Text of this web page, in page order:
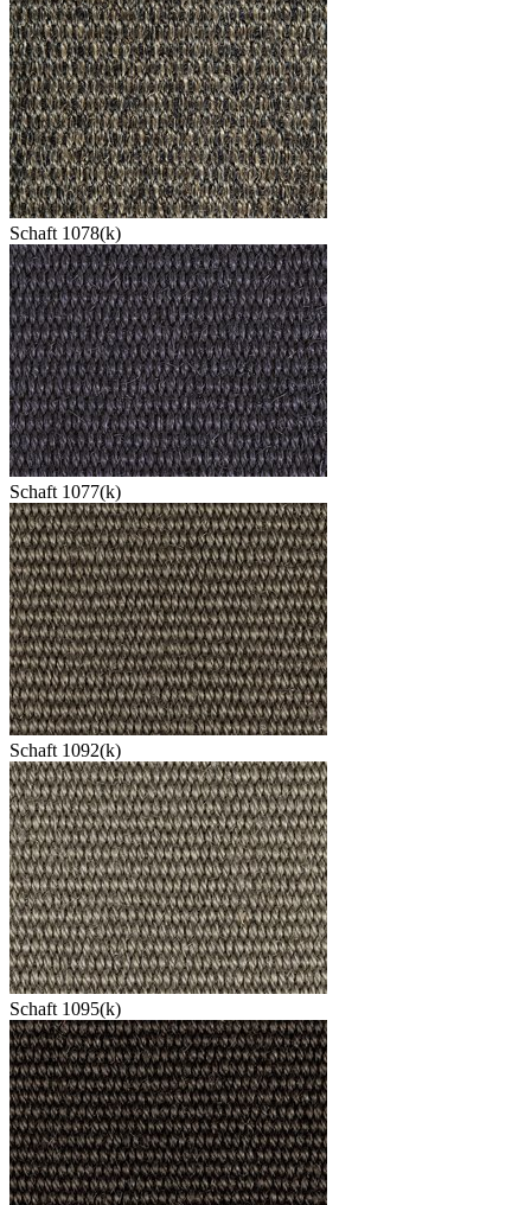
Schaft 1078(k)
Schaft 1077(k)
Schaft 1092(k)
Schaft 1095(k)